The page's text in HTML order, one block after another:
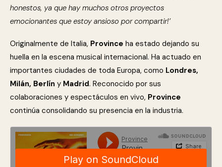
honestos, ya que hay muchos otros proyectos
emocionantes que estoy ansioso por compartir!’
Originalmente de Italia, Province ha estado dejando su
huella en la escena musical internacional. Ha actuado en
importantes ciudades de toda Europa, como Londres,
Milán, Berlín y Madrid. Reconocido por sus
colaboraciones y espectáculos en vivo, Province
continúa consolidando su presencia en la industria.